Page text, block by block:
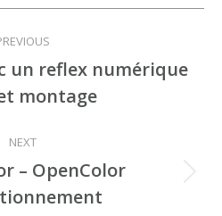
Onglet
précédent
un reflex numérique
montage
NEXT
Projets
similaires
– OpenColor